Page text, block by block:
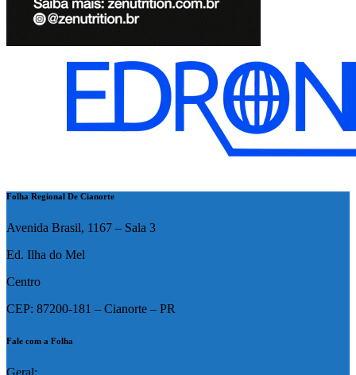
Folha Regional De Cianorte
Avenida Brasil, 1167 – Sala 3
Ed. Ilha do Mel
Centro
CEP: 87200-181 – Cianorte – PR
Fale com a Folha
Geral: